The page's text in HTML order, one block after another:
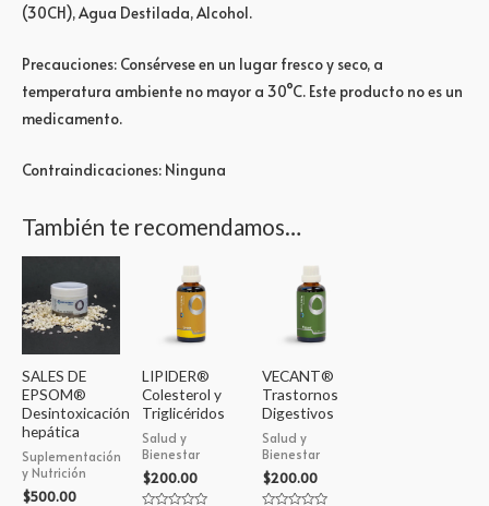
(30CH), Agua Destilada, Alcohol.
Precauciones: Consérvese en un lugar fresco y seco, a
temperatura ambiente no mayor a 30°C. Este producto no es un
medicamento.
Contraindicaciones: Ninguna
También te recomendamos…
SALES DE
EPSOM®
Desintoxicación
hepática
Suplementación
y Nutrición
$500.00
LIPIDER®
Colesterol y
Triglicéridos
Salud y
Bienestar
$200.00
VECANT®
Trastornos
Digestivos
Salud y
Bienestar
$200.00